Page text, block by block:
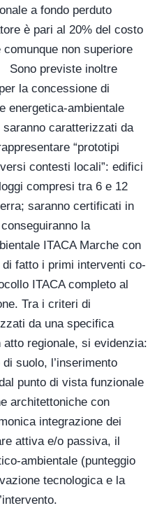
a fondo perduto
è pari al 20% del costo
non superiore
Sono previste inoltre
la concessione di
energetica-ambientale
caratterizzati da
“prototipi
contesti locali”: edifici
compresi tra 6 e 12
saranno certificati in
la
ITACA Marche con
fatto i primi interventi co-
ITACA completo al
Tra i criteri di
da una specifica
regionale, si evidenzia:
suolo, l’inserimento
punto di vista funzionale
architettoniche con
integrazione dei
attiva e/o passiva, il
ambientale (punteggio
tecnologica e la